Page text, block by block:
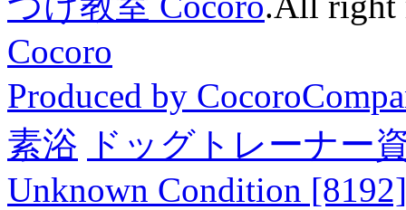
Cocoro
Produced by
素浴 ドッグトレーナー
Unknown Condition